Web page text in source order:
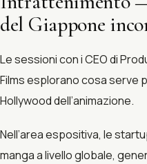
del Giappone
Le sessioni con i CEO di
Films esplorano cosa serve
Hollywood dell’animazione.
Nell’area espositiva, le
manga a livello globale,